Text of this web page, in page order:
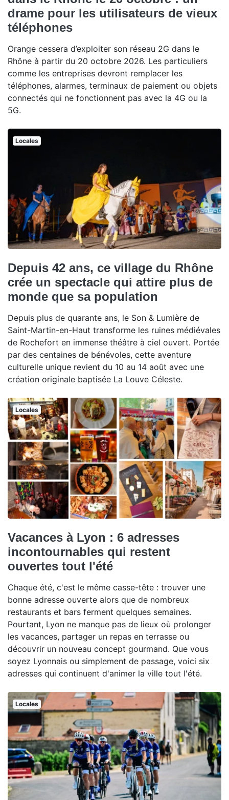
drame pour les utilisateurs de vieux
téléphones
Orange cessera d’exploiter son réseau 2G dans le
Rhône à partir du 20 octobre 2026. Les particuliers
comme les entreprises devront remplacer les
téléphones, alarmes, terminaux de paiement ou objets
connectés qui ne fonctionnent pas avec la 4G ou la
5G.
Locales
Depuis 42 ans, ce village du Rhône
crée un spectacle qui attire plus de
monde que sa population
Depuis plus de quarante ans, le Son & Lumière de
Saint-Martin-en-Haut transforme les ruines médiévales
de Rochefort en immense théâtre à ciel ouvert. Portée
par des centaines de bénévoles, cette aventure
culturelle unique revient du 10 au 14 août avec une
création originale baptisée La Louve Céleste.
Locales
Vacances à Lyon : 6 adresses
incontournables qui restent
ouvertes tout l'été
Chaque été, c'est le même casse-tête : trouver une
bonne adresse ouverte alors que de nombreux
restaurants et bars ferment quelques semaines.
Pourtant, Lyon ne manque pas de lieux où prolonger
les vacances, partager un repas en terrasse ou
découvrir un nouveau concept gourmand. Que vous
soyez Lyonnais ou simplement de passage, voici six
adresses qui continuent d'animer la ville tout l'été.
Locales